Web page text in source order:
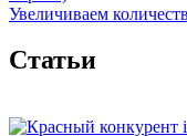
Увеличиваем
Cтатьи